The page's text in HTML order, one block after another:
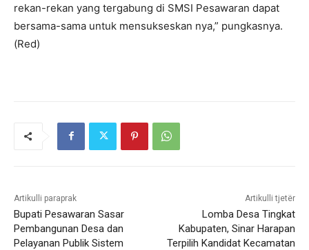
rekan-rekan yang tergabung di SMSI Pesawaran dapat
bersama-sama untuk mensukseskan nya,” pungkasnya.
(Red)
Artikulli paraprak
Bupati Pesawaran Sasar
Pembangunan Desa dan
Pelayanan Publik Sistem
Artikulli tjetër
Lomba Desa Tingkat
Kabupaten, Sinar Harapan
Terpilih Kandidat Kecamatan